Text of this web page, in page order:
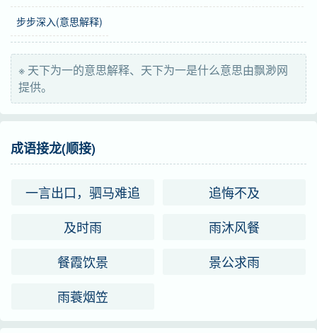
步步深入(意思解释)
※ 天下为一的意思解释、天下为一是什么意思由飘渺网
提供。
成语接龙(顺接)
一言出口，驷马难追
追悔不及
及时雨
雨沐风餐
餐霞饮景
景公求雨
雨蓑烟笠